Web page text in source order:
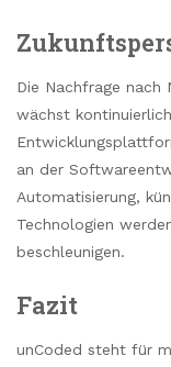
Die Nachfrage
wächst
an der
Automatisierung,
Technologien
beschleunigen.
Fazit
unCoded steht für